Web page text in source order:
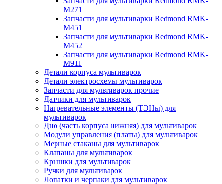
M271
Запчасти для мультиварки Redmond RMK-
M451
Запчасти для мультиварки Redmond RMK-
M452
Запчасти для мультиварки Redmond RMK-
M911
Детали корпуса мультиварок
Детали электросхемы мультиварок
Запчасти для мультиварок прочие
Датчики для мультиварок
Нагревательные элементы (ТЭНы) для
мультиварок
Дно (часть корпуса нижняя) для мультиварок
Модули управления (платы) для мультиварок
Мерные стаканы для мультиварок
Клапаны для мультиварок
Крышки для мультиварок
Ручки для мультиварок
Лопатки и черпаки для мультиварок